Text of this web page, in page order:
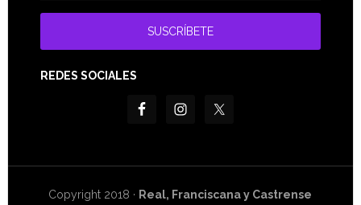
REDES SOCIALES
Copyright 2018 · Real, Franciscana y Castrense